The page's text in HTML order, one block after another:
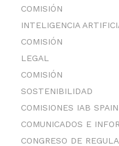
COMISIÓN
INTELIGENCIA
COMISIÓN
LEGAL
COMISIÓN
SOSTENIBILIDAD
COMISIONES IAB SPAIN
COMUNICADOS E
CONGRESO DE